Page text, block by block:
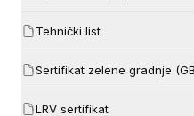
Tehnički list
Sertifikat zelene gradnje
LRV sertifikat